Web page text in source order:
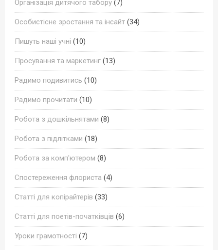
Організація дитячого табору (7)
Особистісне зростання та інсайт (34)
Пишуть наші учні (10)
Просування та маркетинг (13)
Радимо подивитись (10)
Радимо прочитати (10)
Робота з дошкільнятами (8)
Робота з підлітками (18)
Робота за комп'ютером (8)
Спостереження флориста (4)
Статті для копірайтерів (33)
Статті для поетів-початківців (6)
Уроки грамотності (7)